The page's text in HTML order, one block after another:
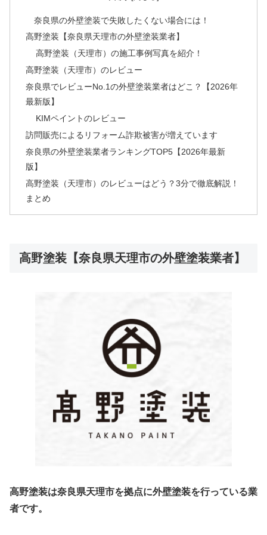
奈良県の外壁塗装で失敗したくない場合には！
高野塗装【奈良県天理市の外壁塗装業者】
高野塗装（天理市）の施工事例写真を紹介！
高野塗装（天理市）のレビュー
奈良県でレビューNo.1の外壁塗装業者はどこ？【2026年
最新版】
KIMペイントのレビュー
訪問販売によるリフォーム詐欺被害が増えています
奈良県の外壁塗装業者ランキングTOP5【2026年最新
版】
高野塗装（天理市）のレビューはどう？3分で徹底解説！
まとめ
高野塗装【奈良県天理市の外壁塗装業者】
高野塗装は奈良県天理市を拠点に外壁塗装を行っている業
者です。